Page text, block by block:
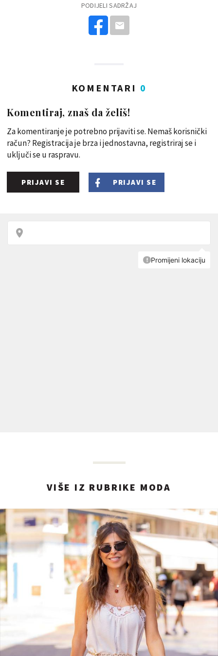
PODIJELI SADRŽAJ
KOMENTARI 0
Komentiraj, znaš da želiš!
Za komentiranje je potrebno prijaviti se. Nemaš korisnički
račun? Registracija je brza i jednostavna, registriraj se i
uključi se u raspravu.
PRIJAVI SE PRIJAVI SE
VIŠE IZ RUBRIKE MODA